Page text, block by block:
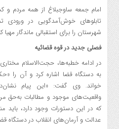
امام جمعه ساوجبلاغ از همه مردم
تابلوهای خوش‌آمدگویی در ورودی
شهرستان را برای استقبالی ماندگار مهیا
فصلی جدید در قوه قضائیه
در ادامه خطبه‌ها، حجت‌الاسلام
به دستگاه قضا اشاره کرد و آن را
خواند. وی گفت: «این پیام
واقعیت‌های موجود و مطالبات
که در این دستورات وجود دارد،
عدالت و آرمان‌های انقلاب در دستگاه